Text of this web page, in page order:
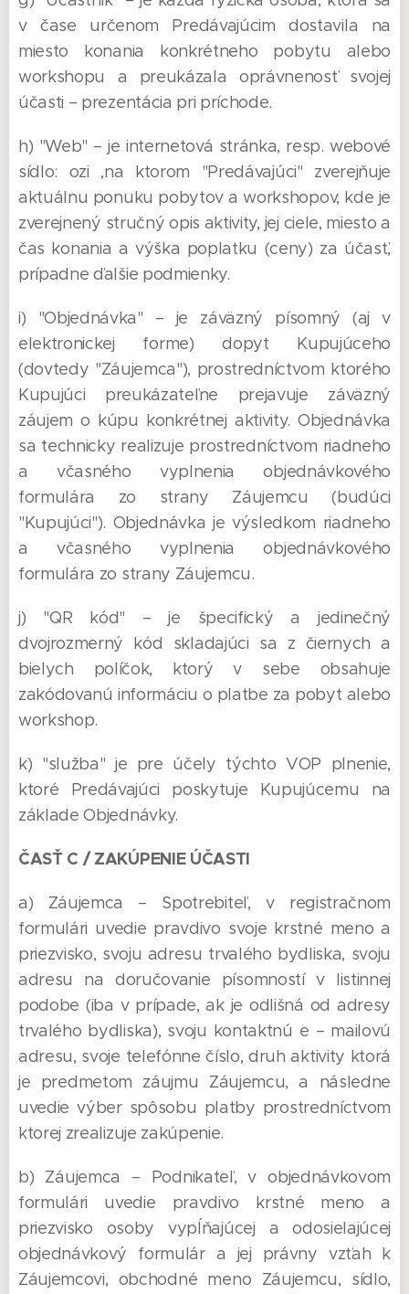
v čase určenom Predávajúcim dostavila na
miesto konania konkrétneho pobytu alebo
workshopu a preukázala oprávnenosť svojej
účasti – prezentácia pri príchode.
h) "Web" – je internetová stránka, resp. webové
sídlo: ozi ,na ktorom "Predávajúci" zverejňuje
aktuálnu ponuku pobytov a workshopov, kde je
zverejnený stručný opis aktivity, jej ciele, miesto a
čas konania a výška poplatku (ceny) za účasť,
prípadne ďalšie podmienky.
i) "Objednávka" – je záväzný písomný (aj v
elektronickej forme) dopyt Kupujúceho
(dovtedy "Záujemca"), prostredníctvom ktorého
Kupujúci preukázateľne prejavuje záväzný
záujem o kúpu konkrétnej aktivity. Objednávka
sa technicky realizuje prostredníctvom riadneho
a včasného vyplnenia objednávkového
formulára zo strany Záujemcu (budúci
"Kupujúci"). Objednávka je výsledkom riadneho
a včasného vyplnenia objednávkového
formulára zo strany Záujemcu.
j) "QR kód" – je špecifický a jedinečný
dvojrozmerný kód skladajúci sa z čiernych a
bielych políčok, ktorý v sebe obsahuje
zakódovanú informáciu o platbe za pobyt alebo
workshop.
k) "služba" je pre účely týchto VOP plnenie,
ktoré Predávajúci poskytuje Kupujúcemu na
základe Objednávky.
ČASŤ C / ZAKÚPENIE ÚČASTI
a) Záujemca – Spotrebiteľ, v registračnom
formulári uvedie pravdivo svoje krstné meno a
priezvisko, svoju adresu trvalého bydliska, svoju
adresu na doručovanie písomností v listinnej
podobe (iba v prípade, ak je odlišná od adresy
trvalého bydliska), svoju kontaktnú e – mailovú
adresu, svoje telefónne číslo, druh aktivity ktorá
je predmetom záujmu Záujemcu, a následne
uvedie výber spôsobu platby prostredníctvom
ktorej zrealizuje zakúpenie.
b) Záujemca – Podnikateľ, v objednávkovom
formulári uvedie pravdivo krstné meno a
priezvisko osoby vypĺňajúcej a odosielajúcej
objednávkový formulár a jej právny vzťah k
Záujemcovi, obchodné meno Záujemcu, sídlo,